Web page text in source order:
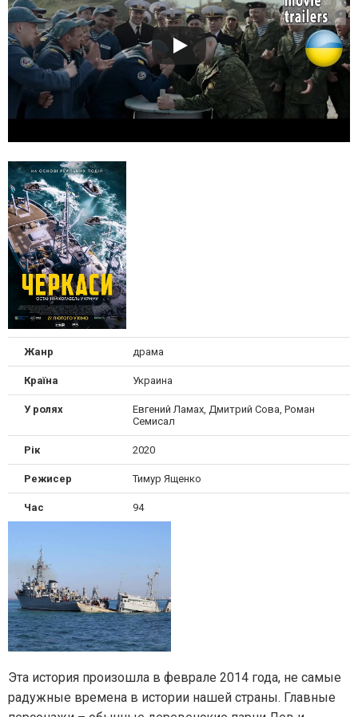
Жанр драма
Країна Украина
У ролях
Евгений Ламах, Дмитрий Сова, Роман
Семисал
Рік 2020
Режисер Тимур Ященко
Час 94
Эта история произошла в феврале 2014 года, не самые
радужные времена в истории нашей страны. Главные